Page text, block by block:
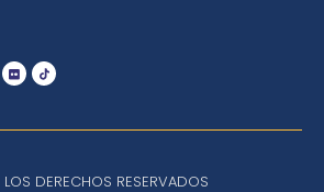
DERECHOS RESERVADOS